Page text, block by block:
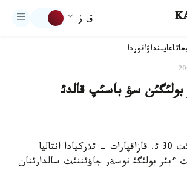
ق ز
تاعايىنداۋاقوردا
بولئگئن سؤ باسئپ قالدئ
استانا. جةلتوقساننئث 30 ئ. قازاقپارات - تذركيادا انتاليا
ءبئر بولئگئ نوسةر جاؤئننئث سالدارئنان